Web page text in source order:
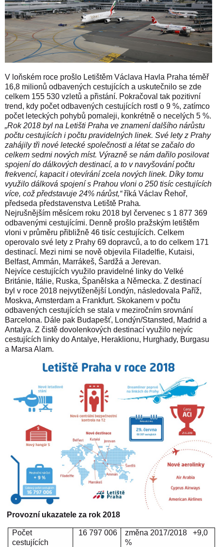
V loňském roce prošlo Letištěm Václava Havla Praha téměř
16,8 milionů odbavených cestujících a uskutečnilo se zde
celkem 155 530 vzletů a přistání. Pokračoval tak pozitivní
trend, kdy počet odbavených cestujících rostl o 9 %, zatímco
počet leteckých pohybů pomaleji, konkrétně o necelých 5 %.
„Rok 2018 byl na Letišti Praha ve znamení dalšího nárůstu
počtu cestujících i počtu pravidelných linek. Své lety z Prahy
zahájily tři nové letecké společnosti a létat se začalo do
celkem sedmi nových míst. Výrazně se nám dařilo posilovat
spojení do dálkových destinací, a to v navyšování počtu
frekvencí, kapacit i otevírání zcela nových linek. Díky tomu
využilo dálková spojení s Prahou vloni o 250 tisíc cestujících
více, což představuje 24% nárůst,“ říká Václav Řehoř,
předseda představenstva Letiště Praha.
Nejrušnějším měsícem roku 2018 byl červenec s 1 877 369
odbavenými cestujícími. Denně prošlo pražským letištěm
vloni v průměru přibližně 46 tisíc cestujících. Celkem
operovalo své lety z Prahy 69 dopravců, a to do celkem 171
destinací. Mezi nimi se nově objevila Filadelfie, Kutaisi,
Belfast, Ammán, Marrákeš, Šardžá a Jerevan.
Nejvíce cestujících využilo pravidelné linky do Velké
Británie, Itálie, Ruska, Španělska a Německa. Z destinací
byl v roce 2018 nejvytíženější Londýn, následovala Paříž,
Moskva, Amsterdam a Frankfurt. Skokanem v počtu
odbavených cestujících se stala v meziročním srovnání
Barcelona. Dále pak Budapešť, Londýn/Stansted, Madrid a
Antalya. Z čistě dovolenkových destinací využilo nejvíc
cestujících linky do Antalye, Heraklionu, Hurghady, Burgasu
a Marsa Alam.
Provozní ukazatele za rok 2018
Počet
cestujících
16 797 006 změna 2017/2018
+9,0
%